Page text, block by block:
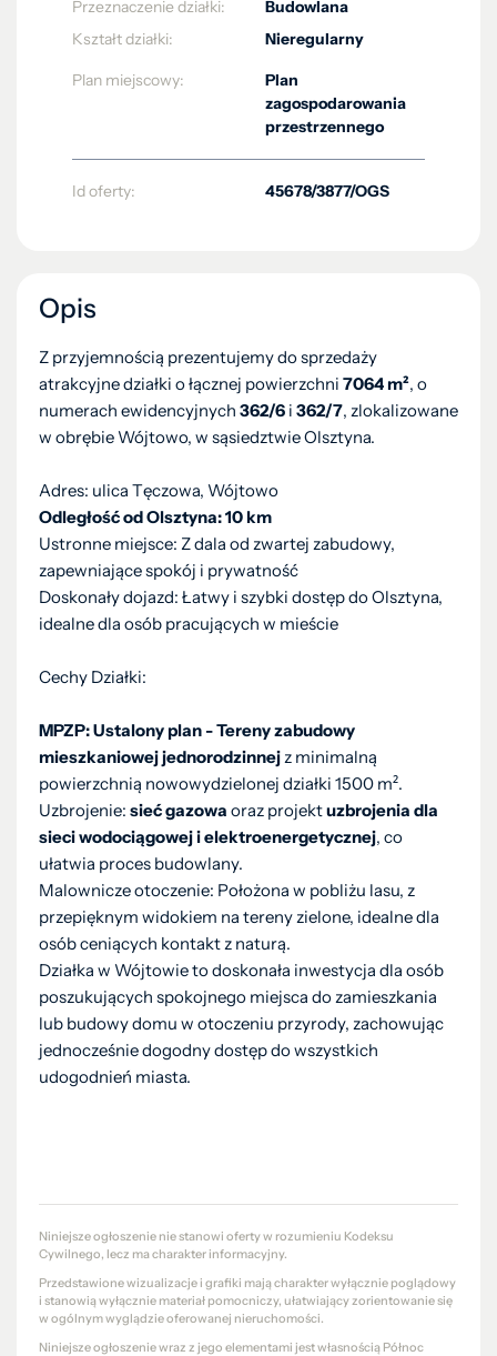
Przeznaczenie działki:
Budowlana
Kształt działki:
Nieregularny
Plan miejscowy:
Plan
zagospodarowania
przestrzennego
Id oferty: 45678/3877/OGS
Opis
Z przyjemnością prezentujemy do sprzedaży
atrakcyjne działki o łącznej powierzchni 7064 m², o
numerach ewidencyjnych 362/6 i 362/7, zlokalizowane
w obrębie Wójtowo, w sąsiedztwie Olsztyna.
Adres: ulica Tęczowa, Wójtowo
Odległość od Olsztyna: 10 km
Ustronne miejsce: Z dala od zwartej zabudowy,
zapewniające spokój i prywatność
Doskonały dojazd: Łatwy i szybki dostęp do Olsztyna,
idealne dla osób pracujących w mieście
Cechy Działki:
MPZP: Ustalony plan - Tereny zabudowy
mieszkaniowej jednorodzinnejz minimalną
powierzchnią nowowydzielonej działki 1500 m².
Uzbrojenie: sieć gazowa oraz projektuzbrojenia dla
sieci wodociągowej i elektroenergetycznej, co
ułatwia proces budowlany.
Malownicze otoczenie: Położona w pobliżu lasu, z
przepięknym widokiem na tereny zielone, idealne dla
osób ceniących kontakt z naturą.
Działka w Wójtowie to doskonała inwestycja dla osób
poszukujących spokojnego miejsca do zamieszkania
lub budowy domu w otoczeniu przyrody, zachowując
jednocześnie dogodny dostęp do wszystkich
udogodnień miasta.
Niniejsze ogłoszenie nie stanowi oferty w rozumieniu Kodeksu
Cywilnego, lecz ma charakter informacyjny.
Przedstawione wizualizacje i grafiki mają charakter wyłącznie poglądowy
i stanowią wyłącznie materiał pomocniczy, ułatwiający zorientowanie się
w ogólnym wyglądzie oferowanej nieruchomości.
Niniejsze ogłoszenie wraz z jego elementami jest własnością Północ